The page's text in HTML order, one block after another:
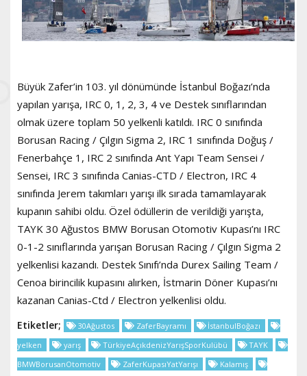
Büyük Zafer’in 103. yıl dönümünde İstanbul Boğazı’nda
yapılan yarışa, IRC 0, 1, 2, 3, 4 ve Destek sınıflarından
olmak üzere toplam 50 yelkenli katıldı. IRC 0 sınıfında
Borusan Racing / Çılgın Sigma 2, IRC 1 sınıfında Doğuş /
Fenerbahçe 1, IRC 2 sınıfında Ant Yapı Team Sensei /
Sensei, IRC 3 sınıfında Canias-CTD / Electron, IRC 4
sınıfında Jerem takımları yarışı ilk sırada tamamlayarak
kupanın sahibi oldu. Özel ödüllerin de verildiği yarışta,
TAYK 30 Ağustos BMW Borusan Otomotiv Kupası’nı IRC
0-1-2 sınıflarında yarışan Borusan Racing / Çılgın Sigma 2
yelkenlisi kazandı. Destek Sınıfı’nda Durex Sailing Team /
Cenoa birincilik kupasını alırken, İstmarin Döner Kupası’nı
kazanan Canias-Ctd / Electron yelkenlisi oldu.
Etiketler; 30Ağustos ZaferBayramı
İstanbulBoğazı
yelken
yarış TürkiyeAçıkdenizYarışSporKulübü
TAYK
BMWBorusanOtomotiv
ZaferKupasıYatYarışı
Kalamış